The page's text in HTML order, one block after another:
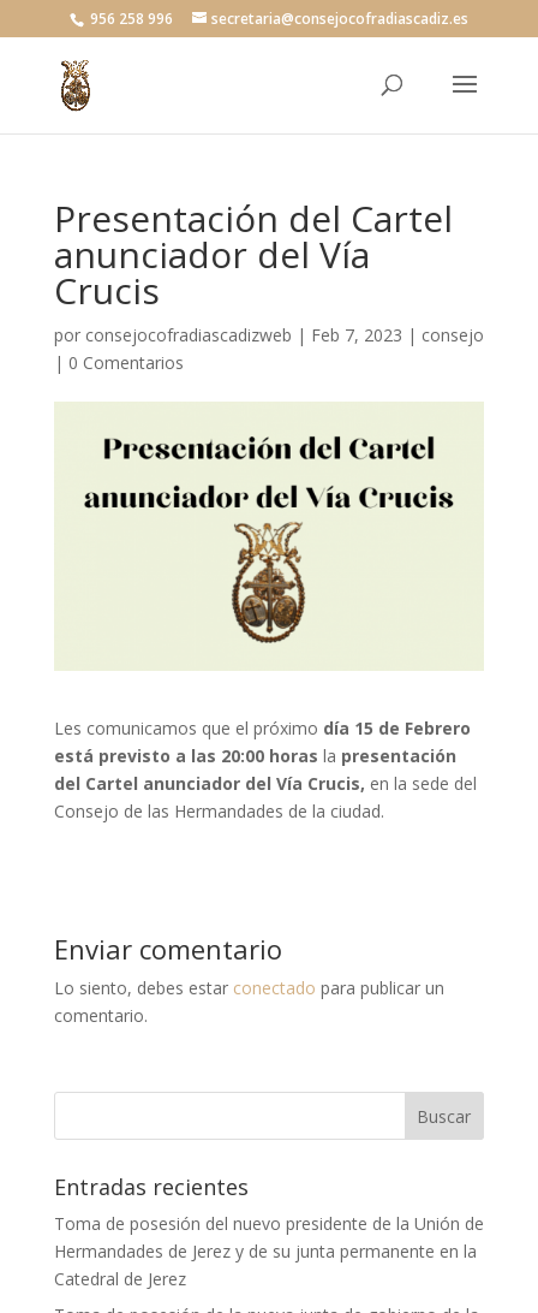
956 258 996 secretaria@consejocofradiascadiz.es
Presentación del Cartel
anunciador del Vía
Crucis
por consejocofradiascadizweb | Feb 7, 2023 | consejo
| 0 Comentarios
Les comunicamos que el próximo día 15 de Febrero
está previsto a las 20:00 horas la presentación
del Cartel anunciador del Vía Crucis, en la sede del
Consejo de las Hermandades de la ciudad.
Enviar comentario
Lo siento, debes estar conectado para publicar un
comentario.
Entradas recientes
Toma de posesión del nuevo presidente de la Unión de
Hermandades de Jerez y de su junta permanente en la
Catedral de Jerez